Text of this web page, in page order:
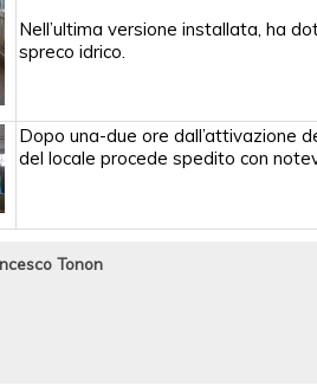
Nell’ultima versione installata, ha
spreco idrico.
Dopo una-due ore dall’attivazione
del locale procede spedito con
Tonon